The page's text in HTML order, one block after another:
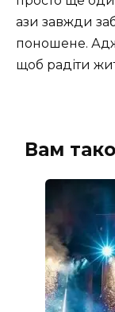
ази завжди
поношене.
щоб радіти
Вам